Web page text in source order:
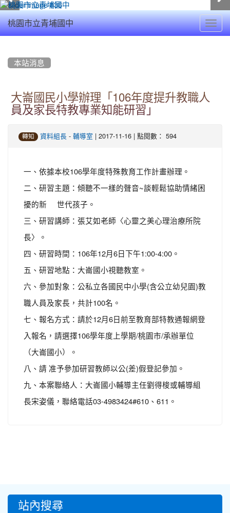
桃園市立青埔國中
本站消息
大崙國民小學辦理「106年度提升教職人
員及家長特教專業知能研習」
轉知 資料組長 - 輔導室 | 2017-11-16 | 點閱數： 594
一、依據本校106學年度特殊教育工作計畫辦理。
二、研習主題：傾聽不一樣的聲音~談輕鬆協助情緒困
擾的新 世代孩子。
三、研習講師：張艾如老師〈心靈之美心理治療所院
長〉。
四、研習時間：106年12月6日下午1:00-4:00。
五、研習地點：大崙國小視聽教室。
六、參加對象：公私立各國民中小學(含公立幼兒園)教
職人員及家長，共計100名。
七、報名方式：請於12月6日前至教育部特教通報網登
入報名，請選擇106學年度上學期/桃園市/承辦單位
（大崙國小）。
八、請 准予參加研習教師以公(差)假登記參加。
九、本案聯絡人：大崙國小輔導主任劉得梭或輔導組
長宋姿儀，聯絡電話03-4983424#610、611。
::: 站內搜尋